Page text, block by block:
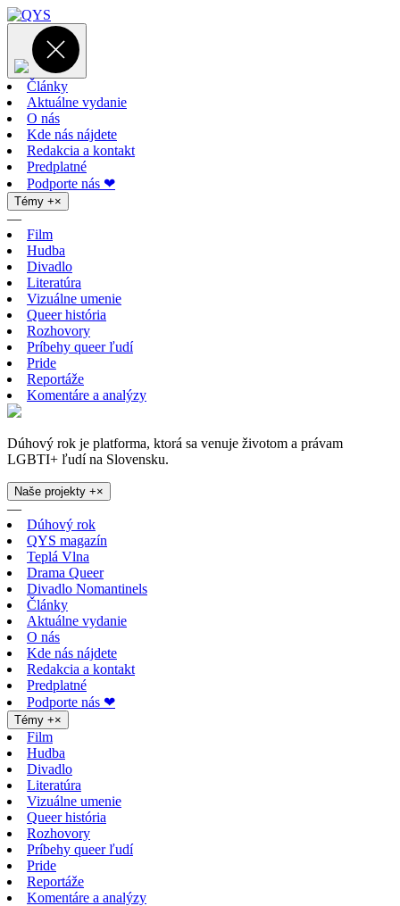
Články
Aktuálne vydanie
O nás
Kde nás nájdete
Redakcia a kontakt
Predplatné
Podporte nás ❤
Témy +×
—
Film
Hudba
Divadlo
Literatúra
Vizuálne umenie
Queer história
Rozhovory
Príbehy queer ľudí
Pride
Reportáže
Komentáre a analýzy
Dúhový rok je platforma, ktorá sa venuje životom a právam
LGBTI+ ľudí na Slovensku.
Naše projekty +×
—
Dúhový rok
QYS magazín
Teplá Vlna
Drama Queer
Divadlo Nomantinels
Články
Aktuálne vydanie
O nás
Kde nás nájdete
Redakcia a kontakt
Predplatné
Podporte nás ❤
Témy +×
Film
Hudba
Divadlo
Literatúra
Vizuálne umenie
Queer história
Rozhovory
Príbehy queer ľudí
Pride
Reportáže
Komentáre a analýzy